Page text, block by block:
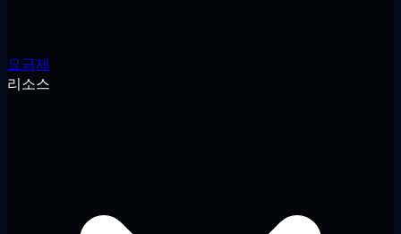
요금제
리소스